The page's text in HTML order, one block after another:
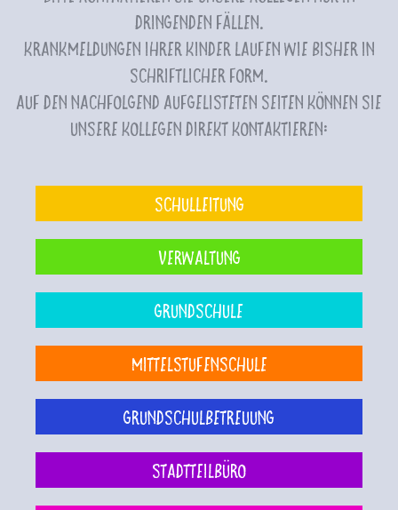
dringenden Fällen.
Krankmeldungen Ihrer Kinder laufen wie bisher in
schriftlicher Form.
Auf den nachfolgend aufgelisteten Seiten können Sie
unsere Kollegen direkt kontaktieren:
Schulleitung
Verwaltung
Grundschule
Mittelstufenschule
Grundschulbetreuung
Stadtteilbüro